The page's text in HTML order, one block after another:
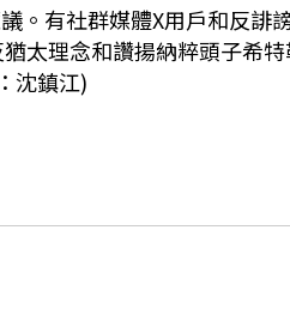
。有社群媒體X用戶和反
太理念和讚揚納粹頭子希
沈鎮江)